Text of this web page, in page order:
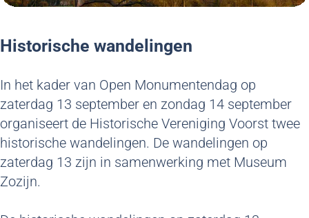
Historische wandelingen
In het kader van Open Monumentendag op
zaterdag 13 september en zondag 14 september
organiseert de Historische Vereniging Voorst twee
historische wandelingen. De wandelingen op
zaterdag 13 zijn in samenwerking met Museum
Zozijn.